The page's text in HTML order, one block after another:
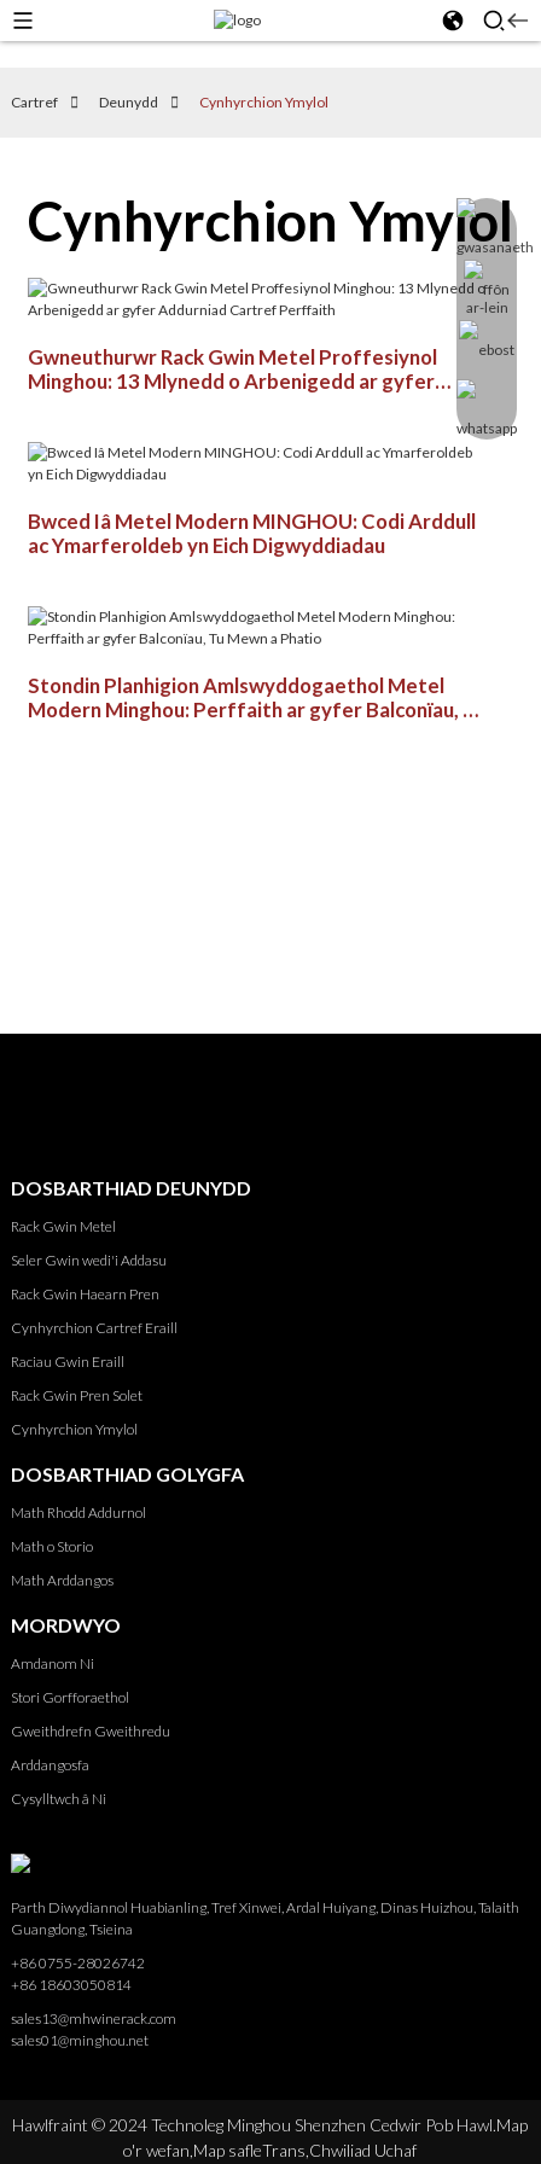
Cartref Deunydd Cynhyrchion Ymylol
Cynhyrchion Ymylol
Gwneuthurwr Rack Gwin Metel Proffesiynol
Minghou: 13 Mlynedd o Arbenigedd ar gyfer
Bwced Iâ Metel Modern MINGHOU: Codi Arddull
ac Ymarferoldeb yn Eich Digwyddiadau
Stondin Planhigion Amlswyddogaethol Metel
Modern Minghou: Perffaith ar gyfer Balconïau, Tu
DOSBARTHIAD DEUNYDD
Rack Gwin Metel
Seler Gwin wedi'i Addasu
Rack Gwin Haearn Pren
Cynhyrchion Cartref Eraill
Raciau Gwin Eraill
Rack Gwin Pren Solet
Cynhyrchion Ymylol
DOSBARTHIAD GOLYGFA
Math Rhodd Addurnol
Math o Storio
Math Arddangos
MORDWYO
Amdanom Ni
Stori Gorfforaethol
Gweithdrefn Gweithredu
Arddangosfa
Cysylltwch â Ni
Parth Diwydiannol Huabianling, Tref Xinwei, Ardal Huiyang, Dinas Huizhou, Talaith
Guangdong, Tsieina
+86 0755-28026742
+86 18603050814
sales13@mhwinerack.com
sales01@minghou.net
Hawlfraint © 2024 Technoleg Minghou Shenzhen Cedwir Pob Hawl.Map
o'r wefan, Map safleTrans, Chwiliad Uchaf